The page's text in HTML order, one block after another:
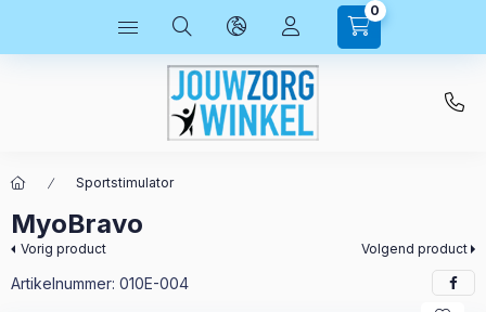
0
Sportstimulator
MyoBravo
Vorig product Volgend product
Artikelnummer: 010E-004